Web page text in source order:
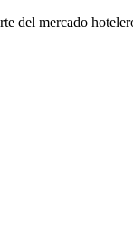
del mercado